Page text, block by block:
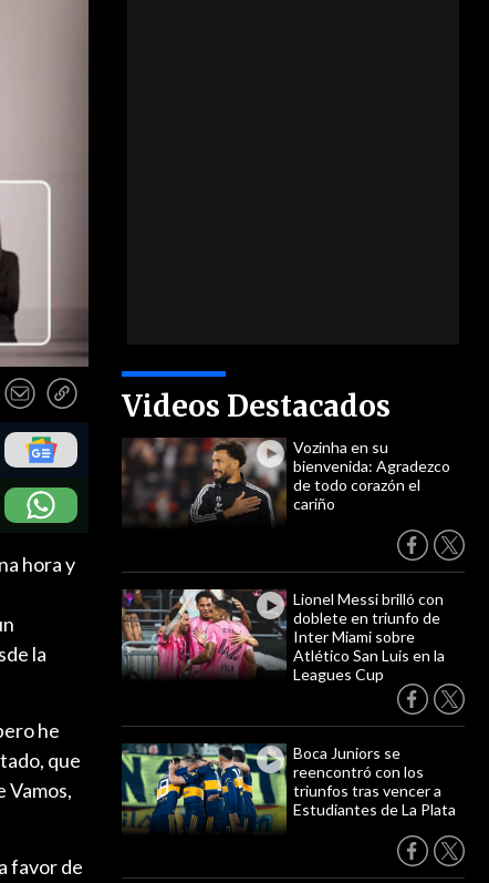
Videos Destacados
Vozinha en su
bienvenida: Agradezco
de todo corazón el
cariño
Lionel Messi brilló con
doblete en triunfo de
Inter Miami sobre
Atlético San Luis en la
Leagues Cup
Boca Juniors se
reencontró con los
triunfos tras vencer a
Estudiantes de La Plata
hora y
la
he
que
Vamos,
favor de